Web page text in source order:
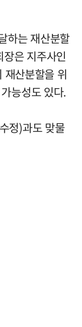
하는 재산분할
은 지주사인
산분할을 위
능성도 있다.
정)과도 맞물